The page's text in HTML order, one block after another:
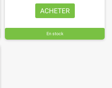
ACHETER
En stock